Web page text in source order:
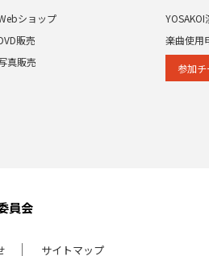
ショップ
販売
真販売
楽曲使用
参加
員会
サイトマップ